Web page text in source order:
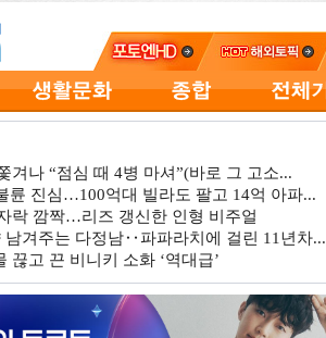
겨나 “점심 때 4병 마셔”(바로 그 고소...
륜 진심…100억대 빌라도 팔고 14억 아파...
락 깜짝…리즈 갱신한 인형 비주얼
겨주는 다정남‥파파라치에 걸린 11년차...
끊고 끈 비니키 소화 ‘역대급’